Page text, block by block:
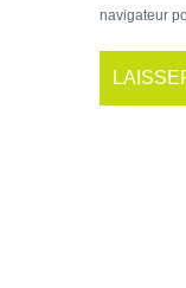
navigateur